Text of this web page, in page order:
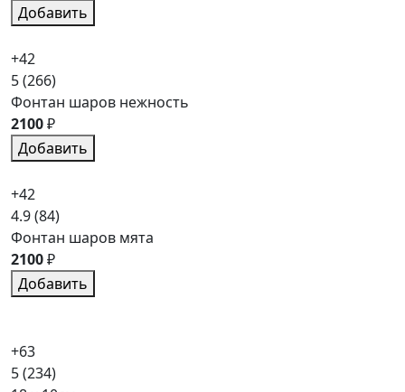
Добавить
+42
5(266)
Фонтан шаров нежность
2100₽
Добавить
+42
4.9(84)
Фонтан шаров мята
2100₽
Добавить
+63
5(234)